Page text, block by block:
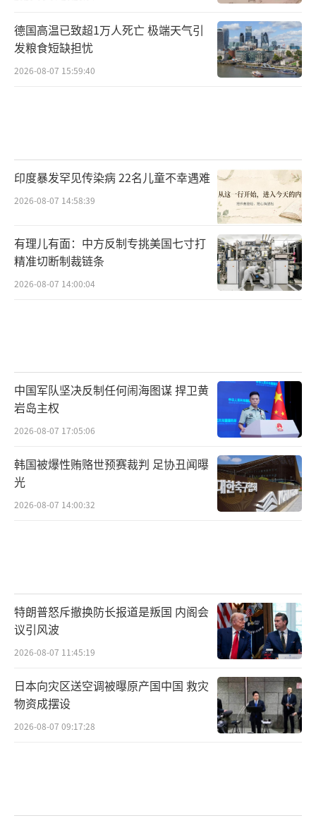
德国高温已致超1万人死亡 极端天气引
发粮食短缺担忧
2026-08-07 15:59:40
印度暴发罕见传染病 22名儿童不幸遇难
2026-08-07 14:58:39
有理儿有面：中方反制专挑美国七寸打
精准切断制裁链条
2026-08-07 14:00:04
中国军队坚决反制任何闹海图谋 捍卫黄
岩岛主权
2026-08-07 17:05:06
韩国被爆性贿赂世预赛裁判 足协丑闻曝
光
2026-08-07 14:00:32
特朗普怒斥撤换防长报道是叛国 内阁会
议引风波
2026-08-07 11:45:19
日本向灾区送空调被曝原产国中国 救灾
物资成摆设
2026-08-07 09:17:28